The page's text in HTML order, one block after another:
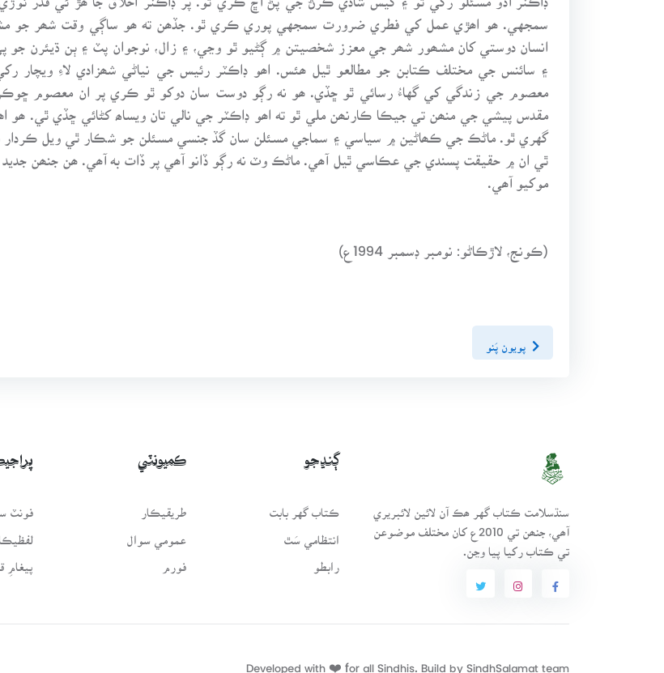
سمجهي. ھو اھڙي عمل کي فطري ضرورت سمجهي پوري ڪري ٿو. جڏھن ته ھو ساڳي وقت شھر جو
انسان دوستي کان مشھور شھر جي معزز شخصيتن ۾ ڳڻيو ٿو وڃي، ۽ زال، نوجوان پٽ ۽ ٻن ڌيئرن جو
۽ سائنس جي مختلف ڪتابن جو مطالعو ٿيل ھئس. اھو ڊاڪٽر رئيس جي نياڻي شھزادي لاءِ ويچار
معصوم جي زندگي کي گهاءُ رسائي ٿو ڇڏي. ھو نه رڳو دوست سان دوکو ٿو ڪري پر ان معصوم
مقدس پيشي جي منھن تي جيڪا ڪارنھن ملي ٿو ته اھو ڊاڪٽر جي نالي تان ويساھ کڻائي ڇڏي ٿي. ھو
گهري ٿو. ماڻڪ جي ڪھاڻين ۾ سياسي ۽ سماجي مسئلن سان گڏ جنسي مسئلن جو شڪار ٿي ويل ڪردار
ٿي ان ۾ حقيقت پسندي جي عڪاسي ٿيل آھي. ماڻڪ وٽ نه رڳو ڏانو آھي پر ڏات به آھي. ھن جنھن جديد
موکيو آھي.
(ڪونج، لاڙڪاڻو: نومبر ڊسمبر 1994ع)
پويون پَنو
سنڌسلامت ڪتاب گهر ھڪ آن لائين لائبريري
آھي، جنھن تي 2010ع کان مختلف موضوعن
تي ڪتاب رکيا پيا وڃن.
ڳنڍجو
ڪتاب گهر بابت
انتظامي سَٿ
رابطو
ڪميونٽي
طريقيڪار
عمومي سوال
فورم
فونٽ
پيغامِ
Developed with ❤️ for all Sindhis. Build by SindhSalamat